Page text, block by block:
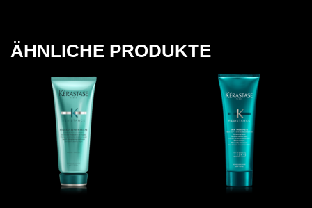
ÄHNLICHE PRODUKTE